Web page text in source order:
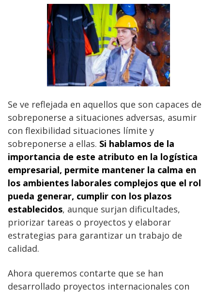
Se ve reflejada en aquellos que son capaces de
sobreponerse a situaciones adversas, asumir
con flexibilidad situaciones límite y
sobreponerse a ellas. Si hablamos de la
importancia de este atributo en la logística
empresarial, permite mantener la calma en
los ambientes laborales complejos que el rol
pueda generar, cumplir con los plazos
establecidos, aunque surjan dificultades,
priorizar tareas o proyectos y elaborar
estrategias para garantizar un trabajo de
calidad.
Ahora queremos contarte que se han
desarrollado proyectos internacionales con